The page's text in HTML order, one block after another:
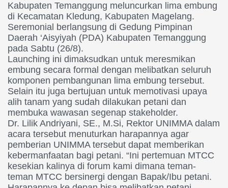
Kabupaten Temanggung meluncurkan lima embung
di Kecamatan Kledung, Kabupaten Magelang.
Seremonial berlangsung di Gedung Pimpinan
Daerah ‘Aisyiyah (PDA) Kabupaten Temanggung
pada Sabtu (26/8).
Launching ini dimaksudkan untuk meresmikan
embung secara formal dengan melibatkan seluruh
komponen pembangunan lima embung tersebut.
Selain itu juga bertujuan untuk memotivasi upaya
alih tanam yang sudah dilakukan petani dan
membuka wawasan segenap stakeholder.
Dr. Lilik Andriyani, SE., M.Si, Rektor UNIMMA dalam
acara tersebut menuturkan harapannya agar
pemberian UNIMMA tersebut dapat memberikan
kebermanfaatan bagi petani. “Ini pertemuan MTCC
kesekian kalinya di forum kami dimana teman-
teman MTCC bersinergi dengan Bapak/Ibu petani.